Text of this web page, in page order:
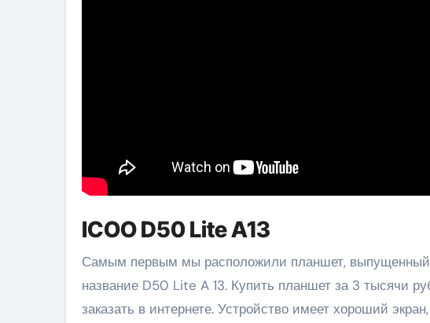
ICOO D50 Lite A13
Самым первым мы расположили планшет,
название D50 Lite A 13. Купить планшет за 3 тысячи
заказать в интернете. Устройство имеет хороший